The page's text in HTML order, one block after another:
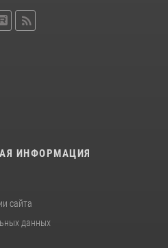
ИНФОРМАЦИЯ
сайта
данных